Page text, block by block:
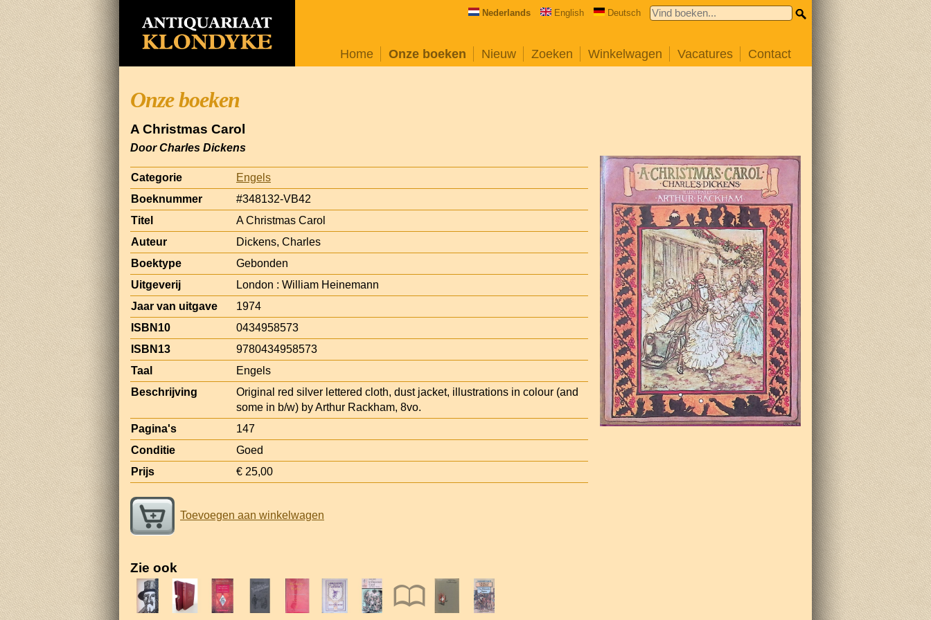
Nederlands English Deutsch
Home Onze boeken Nieuw Zoeken Winkelwagen Vacatures Contact
Onze boeken
A Christmas Carol
Door Charles Dickens
Categorie
Engels
Boeknummer
#348132-VB42
Titel
A Christmas Carol
Auteur
Dickens, Charles
Boektype
Gebonden
Uitgeverij
London : William Heinemann
Jaar van uitgave
1974
ISBN10
0434958573
ISBN13
9780434958573
Taal
Engels
Beschrijving
Original red silver lettered cloth, dust jacket, illustrations in colour (and
some in b/w) by Arthur Rackham, 8vo.
Pagina's
147
Conditie
Goed
Prijs
€ 25,00
Toevoegen aan winkelwagen
Zie ook